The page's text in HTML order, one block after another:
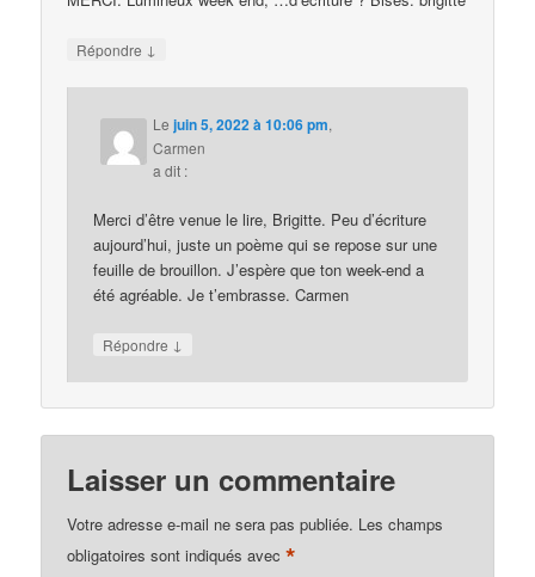
Répondre ↓
Lejuin 5, 2022 à 10:06 pm,
Carmen
a dit :
Merci d’être venue le lire, Brigitte. Peu d’écriture
aujourd’hui, juste un poème qui se repose sur une
feuille de brouillon. J’espère que ton week-end a
été agréable. Je t’embrasse. Carmen
Répondre ↓
Laisser un commentaire
Votre adresse e-mail ne sera pas publiée. Les champs
obligatoires sont indiqués avec*